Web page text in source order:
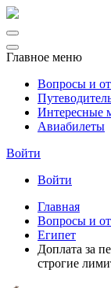
Главное меню
Вопросы и
Интересные
Авиабилеты
Войти
Войти
Главная
Вопросы и
Египет
Доплата за
строгие